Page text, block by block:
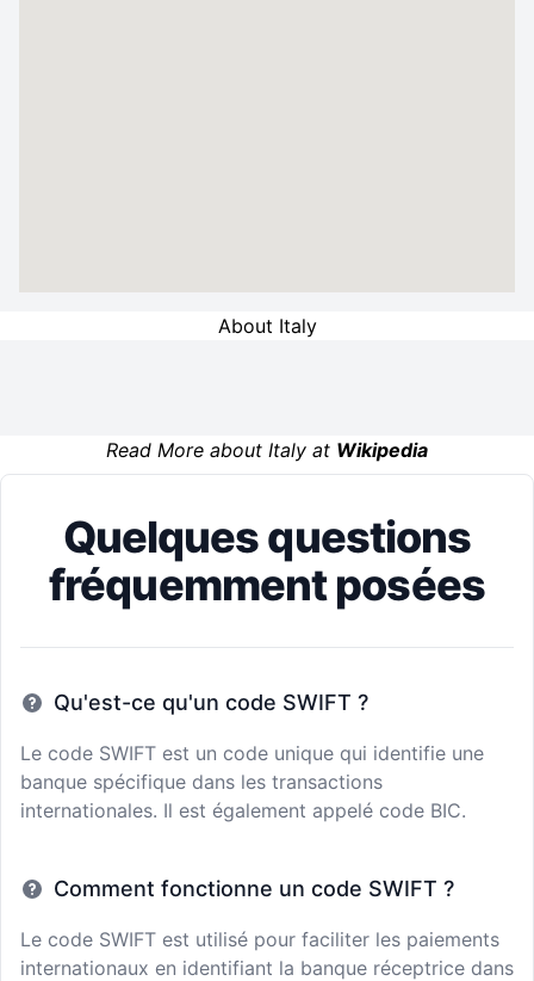
About Italy
Read More about Italy at Wikipedia
Quelques questions
fréquemment posées
Qu'est-ce qu'un code SWIFT ?
Le code SWIFT est un code unique qui identifie une
banque spécifique dans les transactions
internationales. Il est également appelé code BIC.
Comment fonctionne un code SWIFT ?
Le code SWIFT est utilisé pour faciliter les paiements
internationaux en identifiant la banque réceptrice dans